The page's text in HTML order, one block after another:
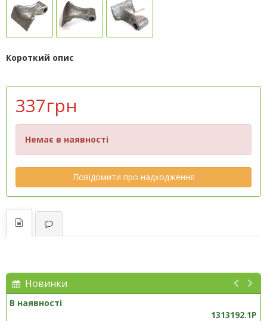
Короткий опис
337грн
Немає в наявності
Повідомити про надходження
Новинки
В наявності
1313192.1P